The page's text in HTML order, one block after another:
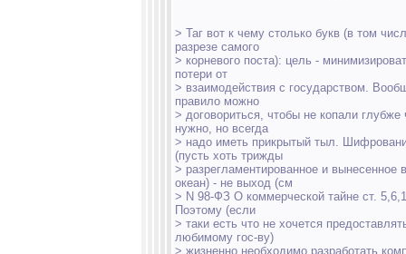
> Таг вот к чему столько букв (в том
разрезе самого
> корневого поста): цель -
потери от
> взаимодействия с государством.
правило можно
> договориться, чтобы не копали глубже
нужно, но всегда
> надо иметь прикрытый тыл.
(пусть хоть трижды
> разрегламентированное и вынесенное в
океан) - не выход (см
> N 98-ФЗ О коммерческой тайне ст.
Поэтому (если
> таки есть что не хочется
любимому гос-ву)
> жизненно необходимо разработать